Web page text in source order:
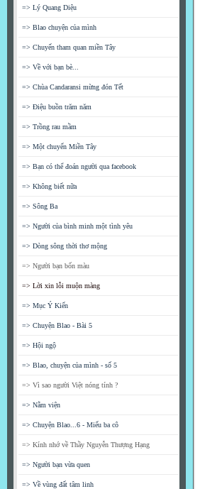
=> Lý Quang Diệu
=> Blao chuyện của mình
=> Chuyến tham quan miền Tây
=> Về với bạn bè...
=> Chùa Candaransi mừng đón Tết
=> Điệu buồn trăm năm
=> Trồng rau mầm
=> Một chuyến Miền Tây
=> Bạn có thể đoán người qua facebook
=> Không biết nữa
=> Sông Ba
=> Người của bình minh một tình yêu
=> Dòng sông thời thơ mộng
=> Người bạn bốn màu
=> Lời xin lỗi muộn màng
=> Mục Ý Kiến
=> Chuyện Blao - Bài 5
=> Hội ngộ
=> Blao, chuyện của mình - số 5
=> Vì sao người Việt nóng tính ?
=> Nằm viện
=> Chuyện Blao...6 - Miếu ba cô
=> Kính nhớ về Thầy Nguyễn Thượng Hạng
=> Người bạn vừa quen
=> Về vùng đất tâm linh